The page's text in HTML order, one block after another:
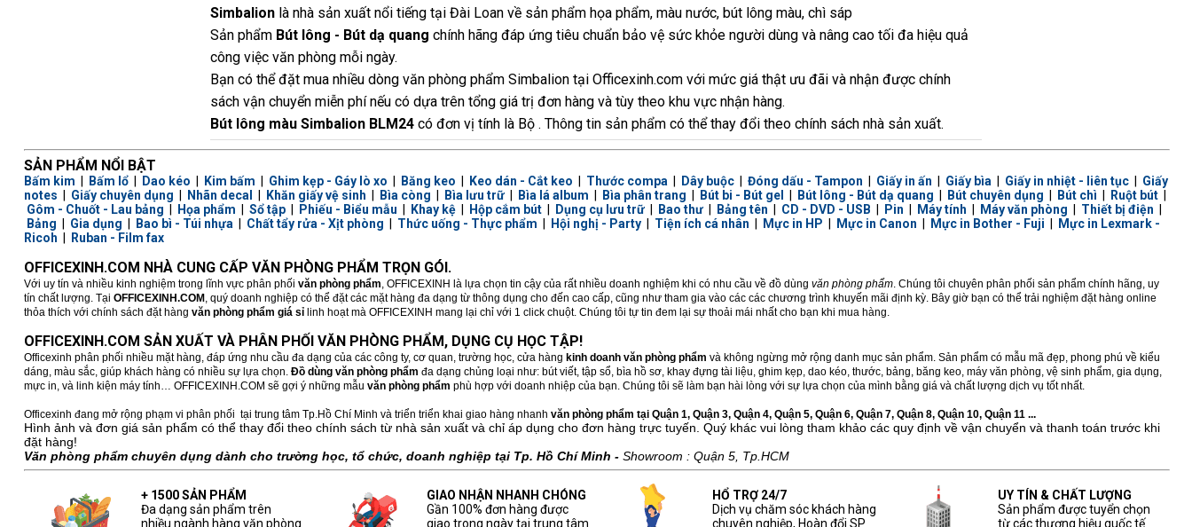
Simbalionlà nhà sản xuất nổi tiếng tại Đài Loan về sản phẩm họa phẩm, màu nước, bút lông màu, chì sáp
Sản phẩm Bút lông - Bút dạ quang chính hãng đáp ứng tiêu chuẩn bảo vệ sức khỏe người dùng và nâng cao tối đa hiệu quả
công việc văn phòng mỗi ngày.
Bạn có thể đặt mua nhiều dòng văn phòng phẩm Simbalion tại Officexinh.com với mức giá thật ưu đãi và nhận được chính
sách vận chuyển miễn phí nếu có dựa trên tổng giá trị đơn hàng và tùy theo khu vực nhận hàng.
Bút lông màu Simbalion BLM24có đơn vị tính là Bộ . Thông tin sản phẩm có thể thay đổi theo chính sách nhà sản xuất.
SẢN PHẨM NỔI BẬT
Bấm kim Bấm lổ| Dao kéo Kim bấm Ghim kẹp - Gáy lò xo Băng keo Keo dán - Cắt keo Thước compa Dây buộc| Đóng dấu - Tampon Giấy in ấn Giấy bìa Giấy in nhiệt - liên tục| Giấy
notes
Giấy chuyên dụng Nhãn decal Khăn giấy vệ sinh Bìa còng Bìa lưu trữ| Bìa lá album Bìa phân trang Bút bi - Bút gel Bút lông - Bút dạ quang Bút chuyên dụng Bút chì Ruột bút|
Gôm - Chuốt - Lau bảng
Họa phẩm Sổ tập| Phiếu - Biểu mẫu Khay kệ| Hộp cắm bút| Dụng cụ lưu trữ| Bao thư| Bảng tên CD - DVD - USB Pin Máy tính Máy văn phòng Thiết bị điện
Bảng
Gia dụng Bao bì - Túi nhựa Chất tẩy rửa - Xịt phòng Thức uống - Thực phẩm Hội nghị - Party| Tiện ích cá nhân Mực in HP Mực in Canon Mực in Bother - Fuji
Mực in Lexmark -
Ricoh
Ruban - Film fax
OFFICEXINH.COM NHÀ CUNG CẤP VĂN PHÒNG PHẨM TRỌN GÓI.
Với uy tín và nhiều kinh nghiệm trong lĩnh vực phân phối văn phòng phẩm, OFFICEXINH là lựa chọn tin cậy của rất nhiều doanh nghiệm khi có nhu cầu về đồ dùng văn phòng phẩm. Chúng tôi chuyên phân phối sản phẩm chính hãng, uy
tín chất lượng. Tại OFFICEXINH.COM , quý doanh nghiệp có thể đặt các mặt hàng đa dạng từ thông dụng cho đến cao cấp, cũng như tham gia vào các các chương trình khuyến mãi định kỳ. Bây giờ bạn có thể trải nghiệm đặt hàng online
thỏa thích với chính sách đặt hàng văn phòng phẩm giá sỉlinh hoạt mà OFFICEXINH mang lại chỉ với 1 click chuột. Chúng tôi tự tin đem lại sự thoải mái nhất cho bạn khi mua hàng.
OFFICEXINH.COM SẢN XUẤT VÀ PHÂN PHỐI VĂN PHÒNG PHẨM, DỤNG CỤ HỌC TẬP!
Officexinh phân phối nhiều mặt hàng, đáp ứng nhu cầu đa dạng của các công ty, cơ quan, trường học, cửa hàng kinh doanh văn phòng phẩm và không ngừng mở rộng danh mục sản phẩm. Sản phẩm có mẫu mã đẹp, phong phú về kiểu
dáng, màu sắc, giúp khách hàng có nhiều sự lựa chọn. Đồ dùng văn phòng phẩm đa dạng chủng loại như: bút viết, tập sổ, bìa hồ sơ, khay đựng tài liệu, ghim kẹp, dao kéo, thước, bảng, băng keo, máy văn phòng, vệ sinh phẩm, gia dụng,
mực in, và linh kiện máy tính… OFFICEXINH.COM sẽ gợi ý những mẫu văn phòng phẩm phù hợp với doanh nhiệp của bạn. Chúng tôi sẽ làm bạn hài lòng với sự lựa chọn của mình bằng giá và chất lượng dịch vụ tốt nhất.
Officexinh đang mở rộng phạm vi phân phối tại trung tâm Tp.Hồ Chí Minh và triển triển khai giao hàng nhanh văn phòng phẩm tại Quận 1, Quận 3, Quận 4, Quận 5, Quận 6, Quận 7, Quận 8, Quận 10, Quận 11 ...
Hình ảnh và đơn giá sản phẩm có thể thay đổi theo chính sách từ nhà sản xuất và chỉ áp dụng cho đơn hàng trực tuyến. Quý khác vui lòng tham khảo các quy định về vận chuyển và thanh toán trước khi
đặt hàng!
Văn phòng phẩm chuyên dụng dành cho trường học, tổ chức, doanh nghiệp tại Tp. Hồ Chí Minh - Showroom : Quận 5, Tp.HCM
+ 1500 SẢN PHẨM
Đa dạng sản phẩm trên
nhiều ngành hàng văn phòng
GIAO NHẬN NHANH CHÓNG
Gần 100% đơn hàng được
giao trong ngày tại trung tâm
HỔ TRỢ 24/7
Dịch vụ chăm sóc khách hàng
chuyên nghiệp, Hoàn đổi SP
UY TÍN & CHẤT LƯỢNG
Sản phẩm được tuyển chọn
từ các thương hiệu quốc tế